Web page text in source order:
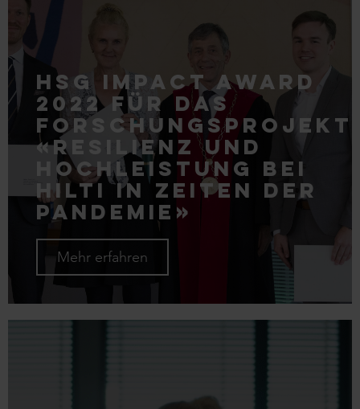
HSG Impact Award
2022 für das
Forschungsprojekt
«Resilienz und
Hochleistung bei
Hilti in Zeiten der
Pandemie»
Mehr erfahren